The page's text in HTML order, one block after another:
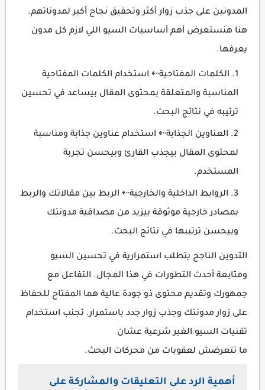
المدونين على جذب زوار أكثر وتحقيق نجاح أكبر لمدوناتهم.
هنا هنستعرض أهم أساسيات السيو اللي لازم كل مدون
يعرفها.
الكلمات المفتاحية⇠ استخدام الكلمات المفتاحية
المناسبة والمتعلقة بمحتوى المقال بيساعد في تحسين
ترتيبه في نتائج البحث.
العناوين الجذابة⇠ استخدام عناوين جذابة ومناسبة
لمحتوى المقال بيجذب القارئ وبيحسن تجربة
المستخدم.
الروابط الداخلية والخارجية⇠ الربط بين مقالاتك والربط
بمصادر خارجية موثوقة بيزيد من مصداقية مدونتك
وبيحسن ترتيبها في نتائج البحث.
التدوين الناجح يتطلب استمرارية في تحسين السيو
ومتابعة أحدث التطورات في هذا المجال. التفاعل مع
جمهورك وتقديم محتوى ذو جودة عالية هما المفتاح للحفاظ
على زوار مدونتك وجذب زوار جدد باستمرار. تجنب استخدام
تقنيات السيو الغير شرعية عشان
ما تتعرضش لعقوبات من محركات البحث.
أهمية الرد على التعليقات والمشاركة على